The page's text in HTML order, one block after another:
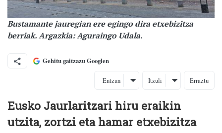
Bustamante jauregian ere egingo dira etxebizitza
berriak. Argazkia: Aguraingo Udala.
Gehitu gaitzazu Googlen
Entzun Itzuli Erraztu
Eusko Jaurlaritzari hiru eraikin
utzita, zortzi eta hamar etxebizitza